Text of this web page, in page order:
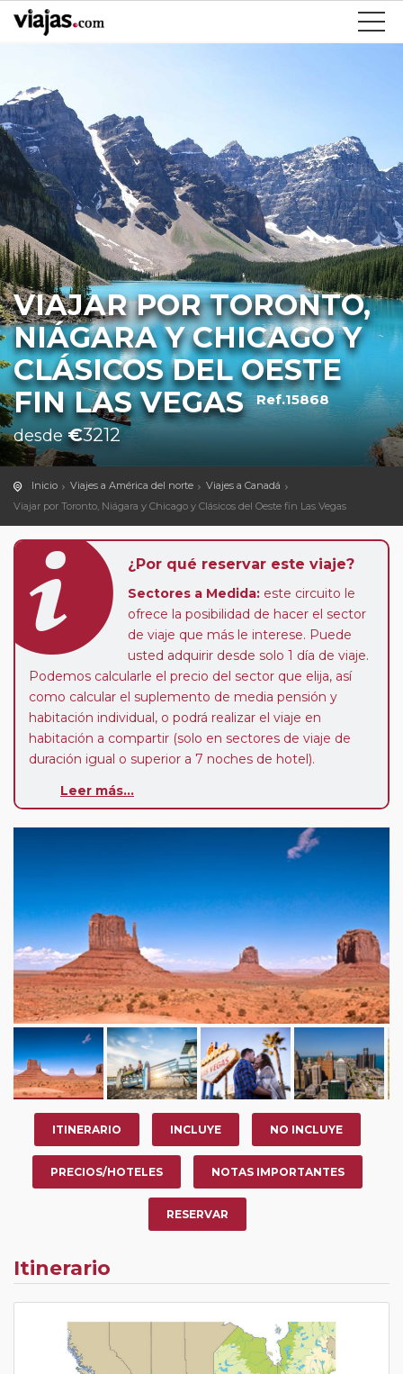
VIAJAR POR TORONTO,
NIÁGARA Y CHICAGO Y
CLÁSICOS DEL OESTE
FIN LAS VEGAS Ref.15868
desde€3212
Inicio Viajes a América del norte
Viajes a Canadá
Viajar por Toronto, Niágara y Chicago y Clásicos del Oeste fin Las Vegas
¿Por qué reservar este viaje?
Sectores a Medida: este circuito le
ofrece la posibilidad de hacer el sector
de viaje que más le interese. Puede
usted adquirir desde solo 1 día de viaje.
Podemos calcularle el precio del sector que elija, así
como calcular el suplemento de media pensión y
habitación individual, o podrá realizar el viaje en
habitación a compartir (solo en sectores de viaje de
duración igual o superior a 7 noches de hotel).
Pasajero Club:este circuito, en cualquier época del
nosotros en los últimos 3 años y que pertenezcan a
nuestro Club de Pasajeros (cuya obtención se realiza
o los que estén en luna de miel contarán con un
descuento del 5%.
Leer más...
ITINERARIO INCLUYE NO INCLUYE
PRECIOS/HOTELES NOTAS IMPORTANTES
RESERVAR
Itinerario